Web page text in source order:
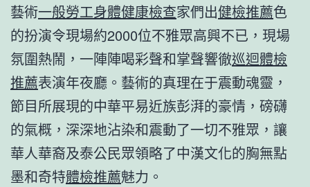
藝術一般勞工身體健康檢查家們出健檢推薦色
的扮演令現場約2000位不雅眾高興不已，現場
氛圍熱鬧，一陣陣喝彩聲和掌聲響徹巡迴體檢
推薦表演年夜廳。藝術的真理在于震動魂靈，
節目所展現的中華平易近族彭湃的豪情，磅礴
的氣概，深深地沾染和震動了一切不雅眾，讓
華人華裔及泰公民眾領略了中漢文化的胸無點
墨和奇特體檢推薦魅力。